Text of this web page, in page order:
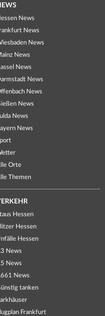
News
News
News
News
News
News
News
News
News
News
Orte
Themen
Hessen
Hessen
Hessen
News
News
News
tanken
Frankfurt